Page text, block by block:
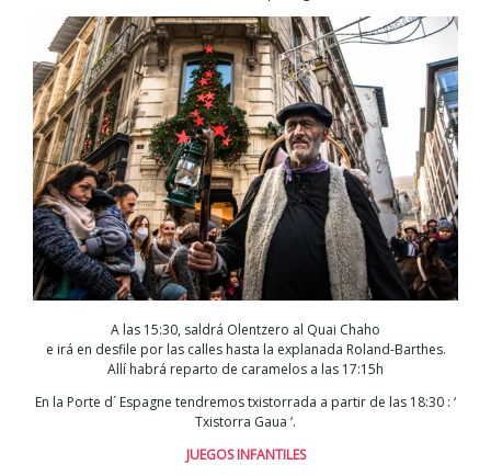
A las 15:30, saldrá Olentzero al Quai Chaho
e irá en desfile por las calles hasta la explanada Roland-Barthes.
Allí habrá reparto de caramelos a las 17:15h
En la Porte d´ Espagne tendremos txistorrada a partir de las 18:30 : ‘
Txistorra Gaua ‘.
JUEGOS INFANTILES